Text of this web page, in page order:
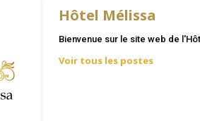
Hôtel Mélissa
Bienvenue sur le site web de
Voir tous les postes